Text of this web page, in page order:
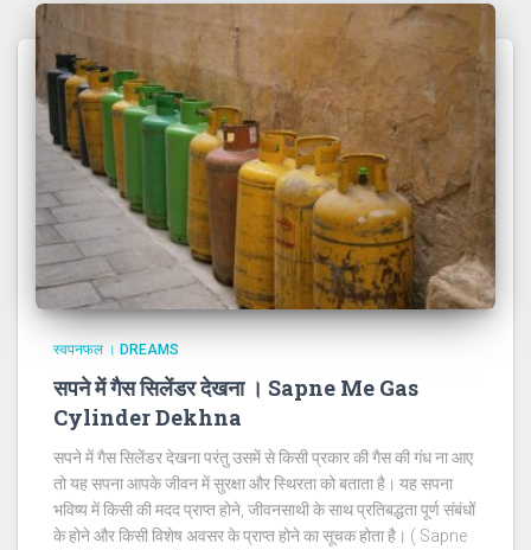
स्वपनफल । DREAMS
सपने में गैस सिलेंडर देखना । Sapne Me Gas
Cylinder Dekhna
सपने में गैस सिलेंडर देखना परंतु उसमें से किसी प्रकार की गैस की गंध ना आए
तो यह सपना आपके जीवन में सुरक्षा और स्थिरता को बताता है। यह सपना
भविष्य में किसी की मदद प्राप्त होने, जीवनसाथी के साथ प्रतिबद्धता पूर्ण संबंधों
के होने और किसी विशेष अवसर के प्राप्त होने का सूचक होता है। ( Sapne